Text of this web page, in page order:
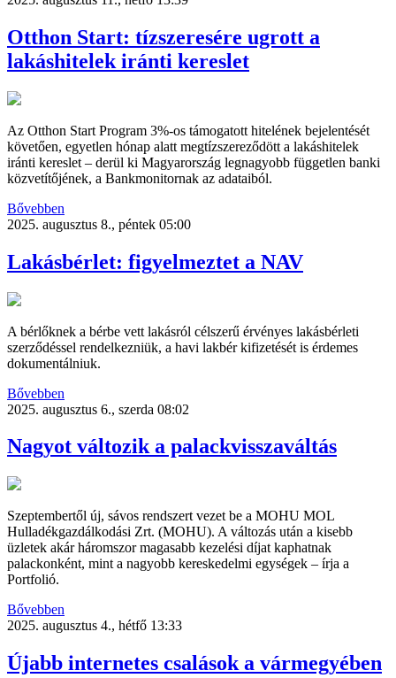
Otthon Start: tízszeresére ugrott a
lakáshitelek iránti kereslet
Az Otthon Start Program 3%-os támogatott hitelének bejelentését
követően, egyetlen hónap alatt megtízszereződött a lakáshitelek
iránti kereslet – derül ki Magyarország legnagyobb független banki
közvetítőjének, a Bankmonitornak az adataiból.
Bővebben
2025. augusztus 8., péntek 05:00
Lakásbérlet: figyelmeztet a NAV
A bérlőknek a bérbe vett lakásról célszerű érvényes lakásbérleti
szerződéssel rendelkezniük, a havi lakbér kifizetését is érdemes
dokumentálniuk.
Bővebben
2025. augusztus 6., szerda 08:02
Nagyot változik a palackvisszaváltás
Szeptembertől új, sávos rendszert vezet be a MOHU MOL
Hulladékgazdálkodási Zrt. (MOHU). A változás után a kisebb
üzletek akár háromszor magasabb kezelési díjat kaphatnak
palackonként, mint a nagyobb kereskedelmi egységek – írja a
Portfolió.
Bővebben
2025. augusztus 4., hétfő 13:33
Újabb internetes csalások a vármegyében